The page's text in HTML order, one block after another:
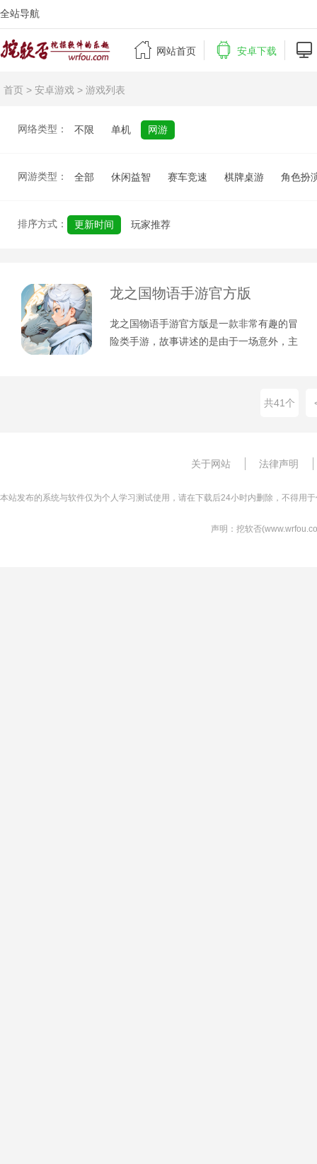
全站导航
 网站首页  安卓下载 
首页 > 安卓游戏 > 游戏列表
网络类型： 不限 单机 网游
网游类型： 全部 休闲益智 赛车竞速 棋牌桌游 角色扮
排序方式： 更新时间 玩家推荐
龙之国物语手游官方版
龙之国物语手游官方版是一款非常有趣的冒
险类手游，故事讲述的是由于一场意外，主
共41个
关于网站 法律声明
本站发布的系统与软件仅为个人学习测试使用，请在下载后24小时内删除，不得用
声明：挖软否